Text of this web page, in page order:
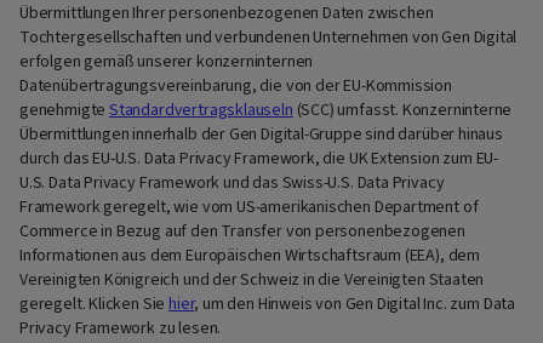
Übermittlungen Ihrer personenbezogenen Daten zwischen
Tochtergesellschaften und verbundenen Unternehmen von Gen Digital
erfolgen gemäß unserer konzerninternen
Datenübertragungsvereinbarung, die von der EU-Kommission
genehmigteStandardvertragsklauseln(SCC) umfasst. Konzerninterne
Übermittlungen innerhalb der Gen Digital-Gruppe sind darüber hinaus
durch das EU-U.S. Data Privacy Framework, die UK Extension zum EU-
U.S. Data Privacy Framework und das Swiss-U.S. Data Privacy
Framework geregelt, wie vom US-amerikanischen Department of
Commerce in Bezug auf den Transfer von personenbezogenen
Informationen aus dem Europäischen Wirtschaftsraum (EEA), dem
Vereinigten Königreich und der Schweiz in die Vereinigten Staaten
geregelt. Klicken Siehier, um den Hinweis von Gen Digital Inc. zum Data
Privacy Framework zu lesen.